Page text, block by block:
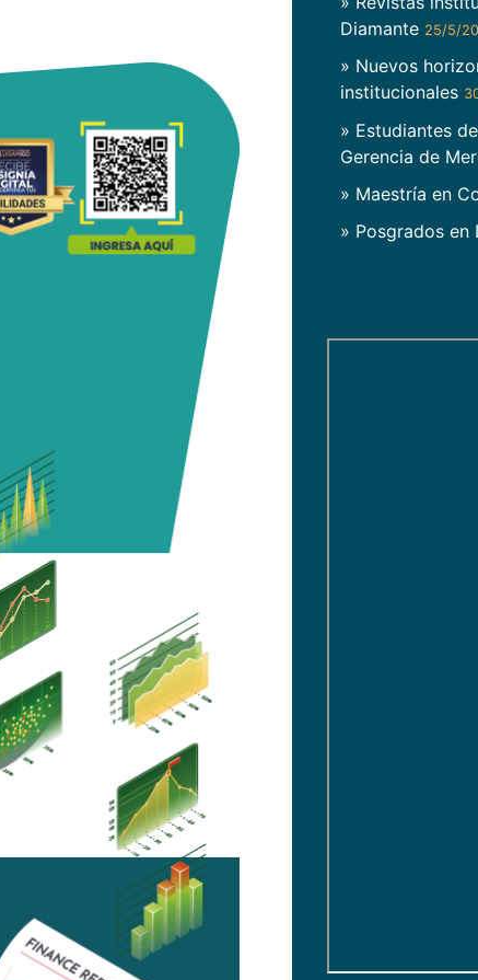
Diamante 25/5/
» Nuevos
institucionales
» Estudiantes
Gerencia de
» Maestría en
» Posgrados en